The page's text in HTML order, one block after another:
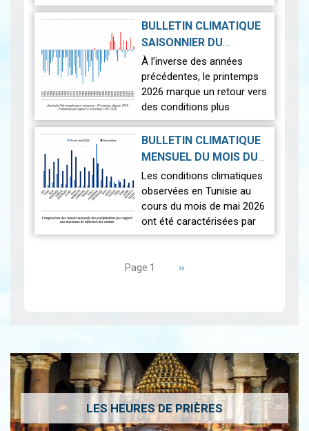
thermique, des
températures supérieures
aux normales ont été
observées sur l'en…
BULLETIN CLIMATIQUE
SAISONNIER DU
PRINTEMPS 2026|
2026-07-02
À l’inverse des années
précédentes, le printemps
2026 marque un retour vers
des conditions plus
proches de la normale,
avec un léger excédent
thermique de +0,3 °c
Nous r…
BULLETIN CLIMATIQUE
MENSUEL DU MOIS DU
MAI 2026|2026-06-17
Les conditions climatiques
observées en Tunisie au
cours du mois de mai 2026
ont été caractérisées par
des températures proches
répartition spatiale
Page 1 Page
››
LES HEURES DE PRIÈRES